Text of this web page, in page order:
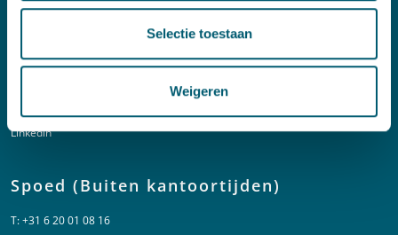
Selectie toestaan
Weigeren
T:+31 70 515 3000
Linkedin
Spoed (Buiten kantoortijden)
T:+31 6 20 01 08 16